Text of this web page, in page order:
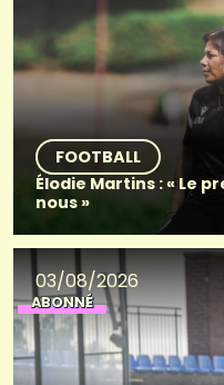
FOOTBALL
Élodie Martins : « Le
nous »
03/08/2026
ABONNÉ